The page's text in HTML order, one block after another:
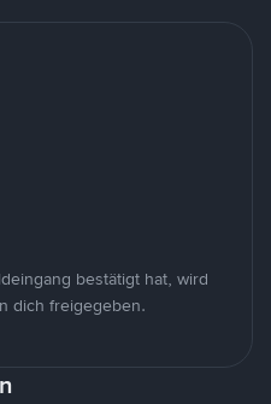
bestätigt hat, wird
dich freigegeben.